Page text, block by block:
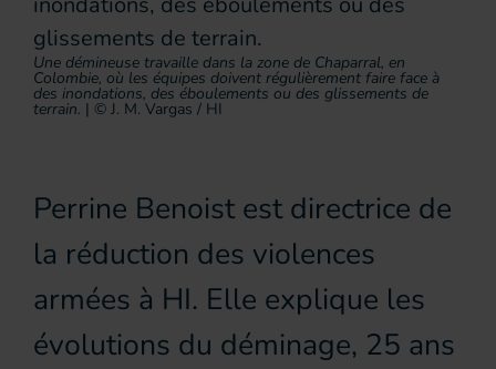
Une démineuse travaille dans la zone de Chaparral, en
Colombie, où les équipes doivent régulièrement faire face à
des inondations, des éboulements ou des glissements de
terrain. | © J. M. Vargas / HI
Perrine Benoist est directrice de
la réduction des violences
armées à HI. Elle explique les
évolutions du déminage, 25 ans